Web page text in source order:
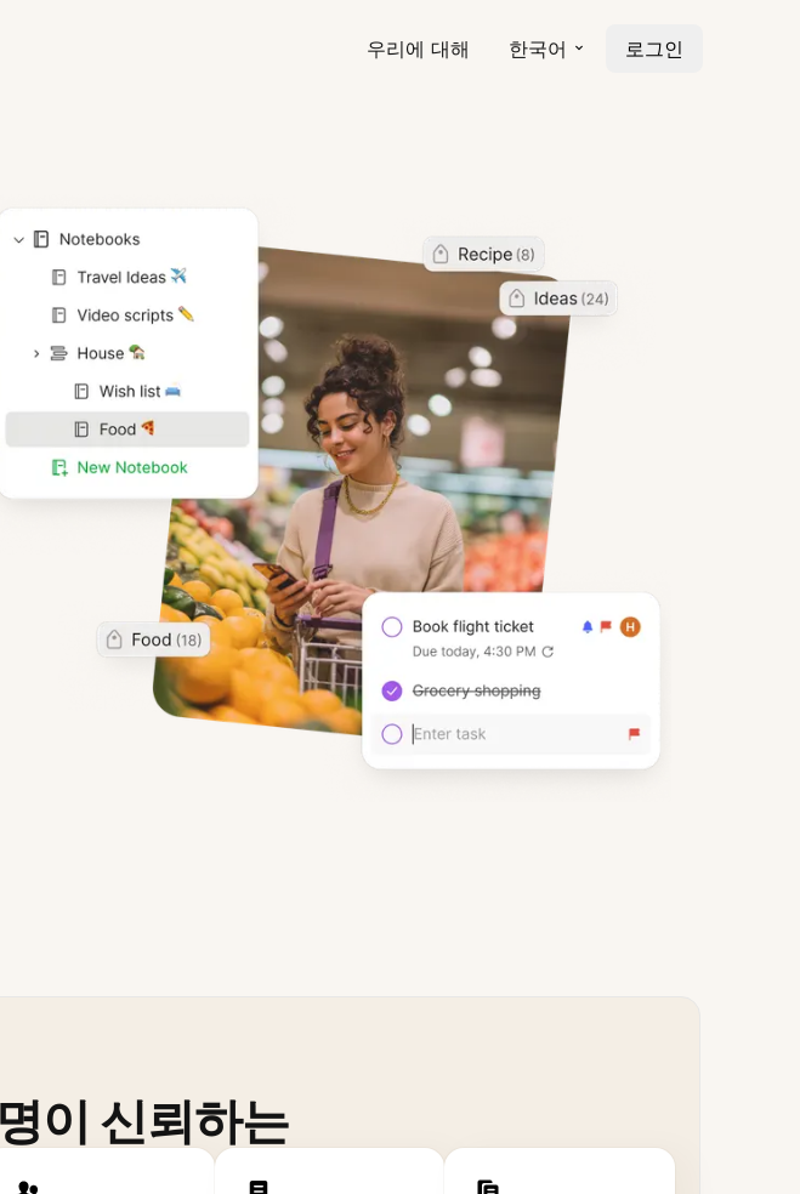
우리에 대해 한국어 로그인
이 신뢰하는